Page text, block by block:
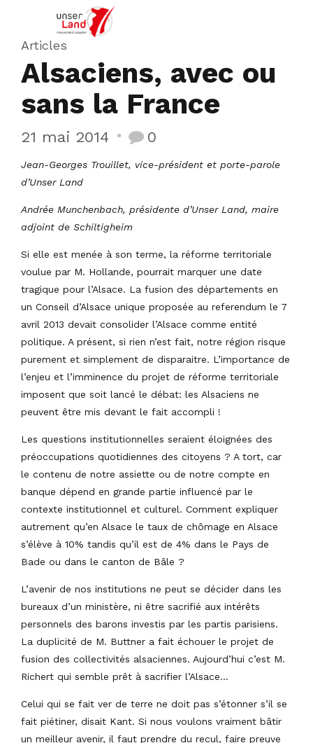
Articles
Alsaciens, avec ou
sans la France
21 mai 2014 0
Jean-Georges Trouillet, vice-président et porte-parole
d’Unser Land
Andrée Munchenbach, présidente d’Unser Land, maire
adjoint de Schiltigheim
Si elle est menée à son terme, la réforme territoriale
voulue par M. Hollande, pourrait marquer une date
tragique pour l’Alsace. La fusion des départements en
un Conseil d’Alsace unique proposée au referendum le 7
avril 2013 devait consolider l’Alsace comme entité
politique. A présent, si rien n’est fait, notre région risque
purement et simplement de disparaitre. L’importance de
l’enjeu et l’imminence du projet de réforme territoriale
imposent que soit lancé le débat: les Alsaciens ne
peuvent être mis devant le fait accompli !
Les questions institutionnelles seraient éloignées des
préoccupations quotidiennes des citoyens ? A tort, car
le contenu de notre assiette ou de notre compte en
banque dépend en grande partie influencé par le
contexte institutionnel et culturel. Comment expliquer
autrement qu’en Alsace le taux de chômage en Alsace
s’élève à 10% tandis qu’il est de 4% dans le Pays de
Bade ou dans le canton de Bâle ?
L’avenir de nos institutions ne peut se décider dans les
bureaux d’un ministère, ni être sacrifié aux intérêts
personnels des barons investis par les partis parisiens.
La duplicité de M. Buttner a fait échouer le projet de
fusion des collectivités alsaciennes. Aujourd’hui c’est M.
Richert qui semble prêt à sacrifier l’Alsace…
Celui qui se fait ver de terre ne doit pas s’étonner s’il se
fait piétiner, disait Kant. Si nous voulons vraiment bâtir
un meilleur avenir, il faut prendre du recul, faire preuve